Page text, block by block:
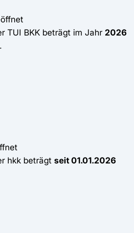
TUI BKK beträgt im Jahr 2026
.
hkk beträgt seit 01.01.2026